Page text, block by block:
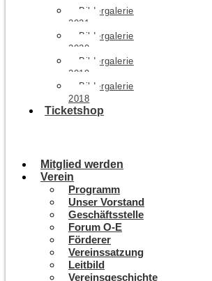
Bildergalerie
2021
Bildergalerie
2020
Bildergalerie
2019
Bildergalerie
2018
Ticketshop
Mitglied werden
Verein
Programm
Unser Vorstand
Geschäftsstelle
Forum O-E
Förderer
Vereinssatzung
Leitbild
Vereinsgeschichte